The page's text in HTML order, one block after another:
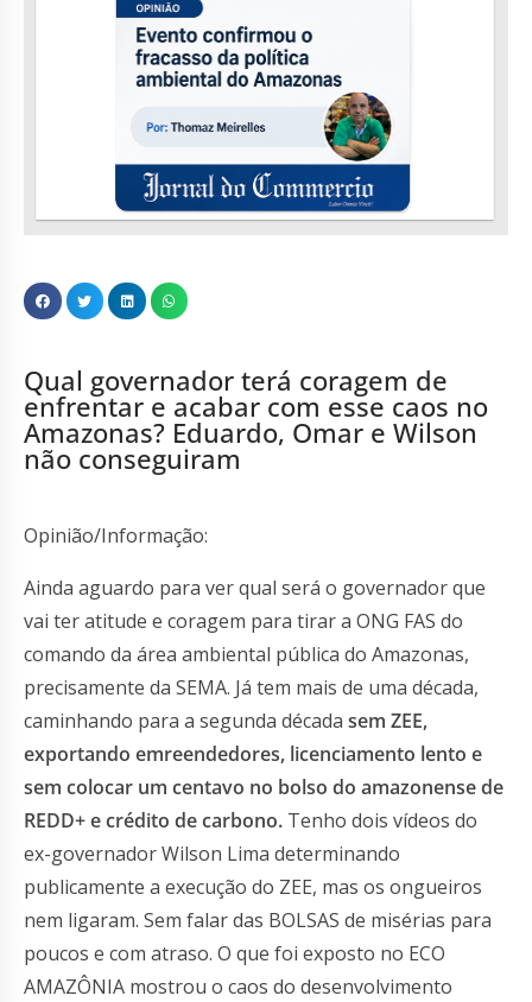
Qual governador terá coragem de
enfrentar e acabar com esse caos no
Amazonas? Eduardo, Omar e Wilson
não conseguiram
Opinião/Informação:
Ainda aguardo para ver qual será o governador que
vai ter atitude e coragem para tirar a ONG FAS do
comando da área ambiental pública do Amazonas,
precisamente da SEMA. Já tem mais de uma década,
caminhando para a segunda década sem ZEE,
exportando emreendedores, licenciamento lento e
sem colocar um centavo no bolso do amazonense de
REDD+ e crédito de carbono. Tenho dois vídeos do
ex-governador Wilson Lima determinando
publicamente a execução do ZEE, mas os ongueiros
nem ligaram. Sem falar das BOLSAS de misérias para
poucos e com atraso. O que foi exposto no ECO
AMAZÔNIA mostrou o caos do desenvolvimento